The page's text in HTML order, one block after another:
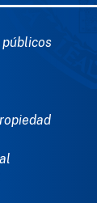
públicos